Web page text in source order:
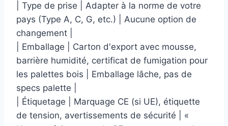
| Type de prise | Adapter à la norme de votre
pays (Type A, C, G, etc.) | Aucune option de
changement |
| Emballage | Carton d'export avec mousse,
barrière humidité, certificat de fumigation pour
les palettes bois | Emballage lâche, pas de
specs palette |
| Étiquetage | Marquage CE (si UE), étiquette
de tension, avertissements de sécurité | «